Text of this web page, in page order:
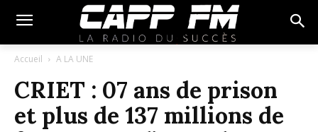
Accueil A LA UNE
CRIET : 07 ans de prison
et plus de 137 millions de